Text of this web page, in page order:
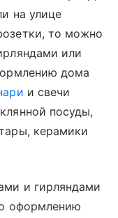
на улице
то можно
или
дома
и свечи
посуды,
керамики
и гирляндами
оформлению